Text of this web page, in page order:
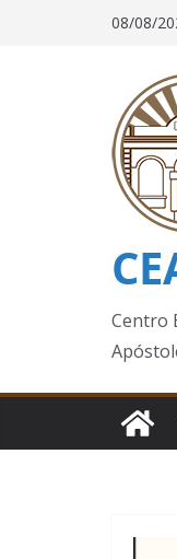
08/08/
Centro